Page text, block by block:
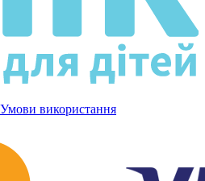
Умови використання